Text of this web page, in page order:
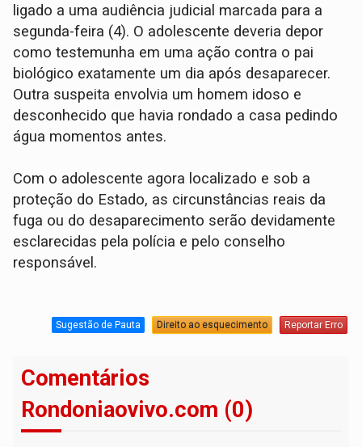
ligado a uma audiência judicial marcada para a
segunda-feira (4). O adolescente deveria depor
como testemunha em uma ação contra o pai
biológico exatamente um dia após desaparecer.
Outra suspeita envolvia um homem idoso e
desconhecido que havia rondado a casa pedindo
água momentos antes.
Com o adolescente agora localizado e sob a
proteção do Estado, as circunstâncias reais da
fuga ou do desaparecimento serão devidamente
esclarecidas pela polícia e pelo conselho
responsável.
Sugestão de Pauta Direito ao esquecimento Reportar Erro
Comentários
Rondoniaovivo.com (0)